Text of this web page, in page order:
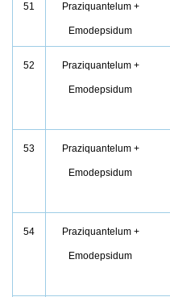
51 Praziquantelum +
Emodepsidum
52 Praziquantelum +
Emodepsidum
53 Praziquantelum +
Emodepsidum
54 Praziquantelum +
Emodepsidum